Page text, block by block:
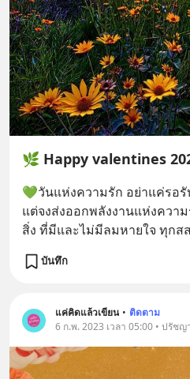
🌿 Happy valentines
💚วันแห่งความรัก อย่าแค่รอ
แต่จงส่งออกพลังงานแห่งควา
สิ่ง ที่มีและไม่มีลมหายใจ ทุกส
บันทึก
แค่คิดแล้วเขียน • ติดตาม
6 ก.พ. 2023 เวลา 05:00 • ปรัชญ